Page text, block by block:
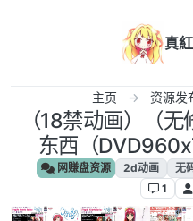
真
主页 资源发
（18禁动画）（
东西（
网赚盘资源 2d动画 无
1